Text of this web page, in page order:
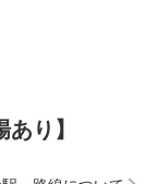
り】